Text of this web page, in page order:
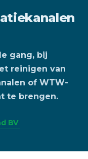
gang, bij
reinigen van
of WTW-
te brengen.
BV